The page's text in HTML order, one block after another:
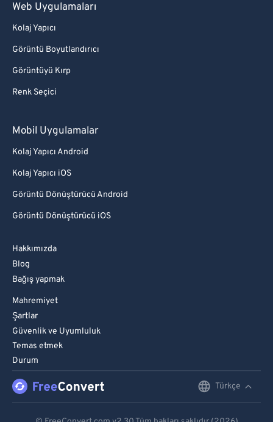
Web Uygulamaları
Kolaj Yapıcı
Görüntü Boyutlandırıcı
Görüntüyü Kırp
Renk Seçici
Mobil Uygulamalar
Kolaj Yapıcı Android
Kolaj Yapıcı iOS
Görüntü Dönüştürücü Android
Görüntü Dönüştürücü iOS
Hakkımızda
Blog
Bağış yapmak
Mahremiyet
Şartlar
Güvenlik ve Uyumluluk
Temas etmek
Durum
Türkçe